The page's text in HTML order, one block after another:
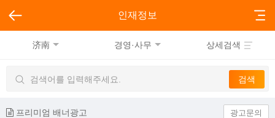
인재정보
济南 경영·사무 상세검색
프리미엄 배너광고 광고문의